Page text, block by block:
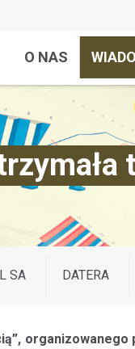
O NAS
SA DATERA